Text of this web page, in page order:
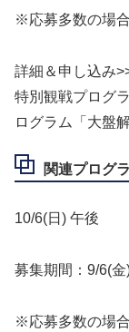
※応募多数の場
詳細＆申し込み
特別観戦プログ
ログラム「大盤
関連プログ
10/6(日) 午後
募集期間：9/6(
※応募多数の場